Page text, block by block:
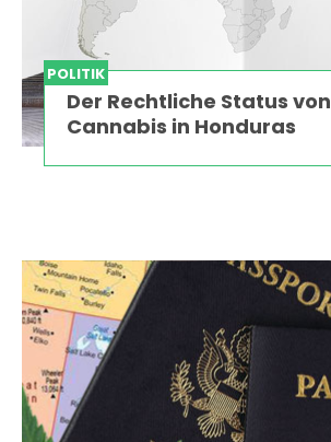
POLITIK
Der Rechtliche Status von
Cannabis in Honduras